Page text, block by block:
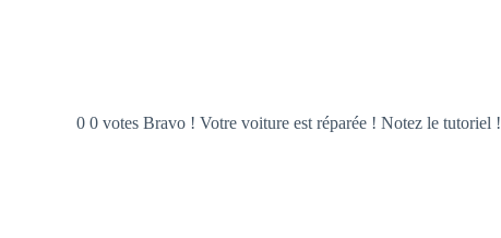
0 0 votes Bravo ! Votre voiture est réparée ! Notez le tutoriel !